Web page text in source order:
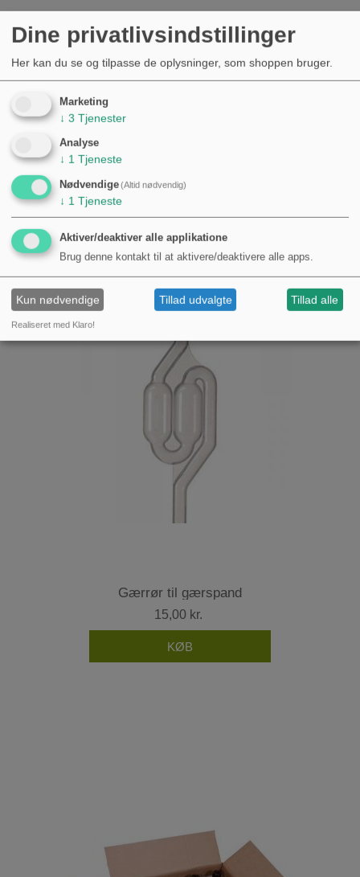
Gummipakning til gærspand og gærrør
Gærrør til gærspand
15,00 kr.
Dine privatlivsindstillinger
Her kan du se og tilpasse de oplysninger, som shoppen bruger.
Marketing
↓ 3 Tjenester
Analyse
↓ 1 Tjeneste
Nødvendige(Altid nødvendig)
↓ 1 Tjeneste
Aktiver/deaktiver alle applikatione
Brug denne kontakt til at aktivere/deaktivere alle apps.
Kun nødvendige Tillad udvalgte Tillad alle
Realiseret med Klaro!